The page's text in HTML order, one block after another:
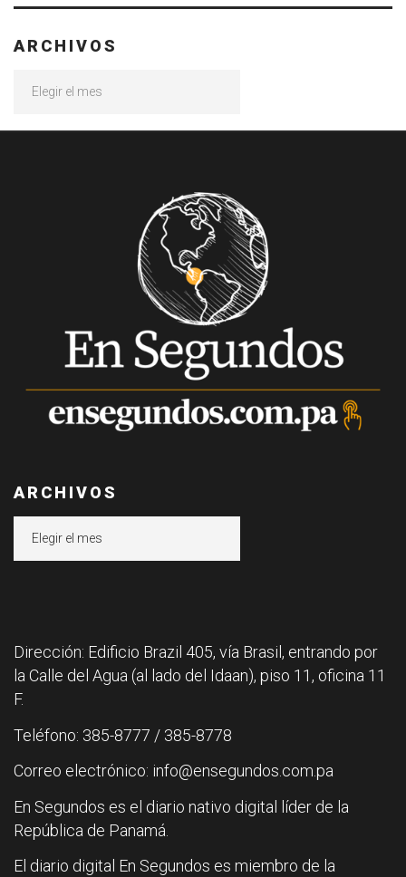
ARCHIVOS
ARCHIVOS
Dirección: Edificio Brazil 405, vía Brasil, entrando por
la Calle del Agua (al lado del Idaan), piso 11, oficina 11
F.
Teléfono: 385-8777 / 385-8778
Correo electrónico: info@ensegundos.com.pa
En Segundos es el diario nativo digital líder de la
República de Panamá.
El diario digital En Segundos es miembro de la